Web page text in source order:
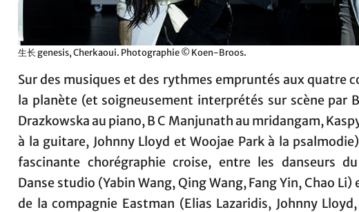
生长 genesis, Cherkaoui. Photographie © Koen-Broos.
Sur des musiques et des rythmes empruntés aux quatre
la planète (et soigneusement interprétés sur scène par
Drazkowska au piano, B C Manjunath au mridangam,
à la guitare, Johnny Lloyd et Woojae Park à la
fascinante chorégraphie croise, entre les danseurs
Danse studio (Yabin Wang, Qing Wang, Fang Yin, Chao Li)
de la compagnie Eastman (Elias Lazaridis, Johnny